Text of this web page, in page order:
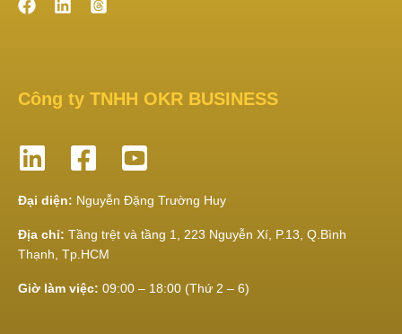
Công ty TNHH OKR BUSINESS
Đại diện: Nguyễn Đặng Trường Huy
Địa chỉ: Tầng trệt và tầng 1, 223 Nguyễn Xí, P.13, Q.Bình
Thạnh, Tp.HCM
Giờ làm việc: 09:00 – 18:00 (Thứ 2 – 6)